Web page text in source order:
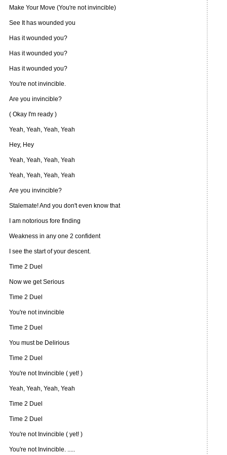
Make Your Move (You're not invincible)
See It has wounded you
Has it wounded you?
Has it wounded you?
Has it wounded you?
You're not invincible.
Are you invincible?
( Okay I'm ready )
Yeah, Yeah, Yeah, Yeah
Hey, Hey
Yeah, Yeah, Yeah, Yeah
Yeah, Yeah, Yeah, Yeah
Are you invincible?
Stalemate! And you don't even know that
I am notorious fore finding
Weakness in any one 2 confident
I see the start of your descent.
Time 2 Duel
Now we get Serious
Time 2 Duel
You're not invincible
Time 2 Duel
You must be Delirious
Time 2 Duel
You're not Invincible ( yet! )
Yeah, Yeah, Yeah, Yeah
Time 2 Duel
Time 2 Duel
You're not Invincible ( yet! )
You're not Invincible. .....